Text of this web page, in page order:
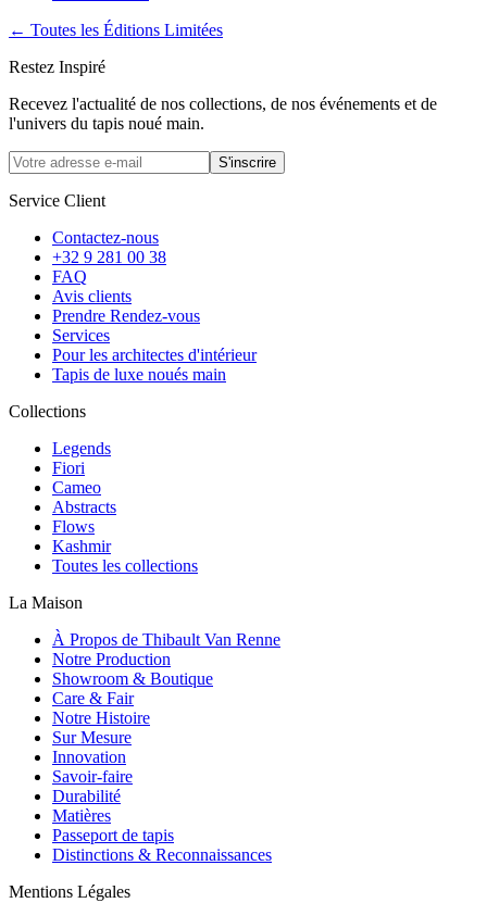
← Toutes les Éditions Limitées
Restez Inspiré
Recevez l'actualité de nos collections, de nos événements et de
l'univers du tapis noué main.
S'inscrire
Service Client
Contactez-nous
+32 9 281 00 38
FAQ
Avis clients
Prendre Rendez-vous
Services
Pour les architectes d'intérieur
Tapis de luxe noués main
Collections
Legends
Fiori
Cameo
Abstracts
Flows
Kashmir
Toutes les collections
La Maison
À Propos de Thibault Van Renne
Notre Production
Showroom & Boutique
Care & Fair
Notre Histoire
Sur Mesure
Innovation
Savoir-faire
Durabilité
Matières
Passeport de tapis
Distinctions & Reconnaissances
Mentions Légales